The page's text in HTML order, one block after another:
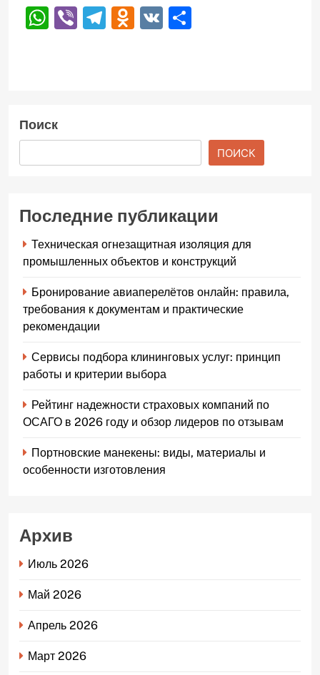
WhatsApp
ViberTelegram
Odnoklassniki
VK
Поиск
ПОИСК
Последние публикации
Техническая огнезащитная изоляция для
промышленных объектов и конструкций
Бронирование авиаперелётов онлайн: правила,
требования к документам и практические
рекомендации
Сервисы подбора клининговых услуг: принцип
работы и критерии выбора
Рейтинг надежности страховых компаний по
ОСАГО в 2026 году и обзор лидеров по отзывам
Портновские манекены: виды, материалы и
особенности изготовления
Архив
Июль 2026
Май 2026
Апрель 2026
Март 2026